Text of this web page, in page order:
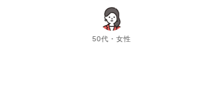
50代・女性
chevron_left chevron_right